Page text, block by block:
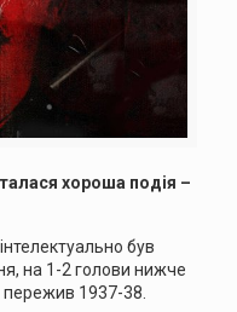
хороша подія –
був
на 1-2 голови нижче
пережив 1937-38.